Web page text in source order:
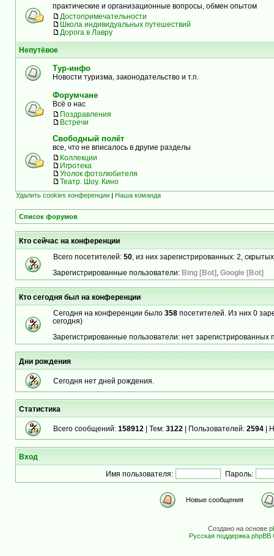
практические и организационные вопросы, обмен опытом
Достопримечательности
Школа индивидуальных путешествий
Дорога в Лавру
Непутёвое
Тур-инфо
Новости туризма, законодательство и т.п.
Форумчане
Всё о нас
Поздравления
Встречи
Свободный полёт
все, что не вписалось в другие разделы
Коллекции
Игротека
Уголок фотолюбителя
Театр. Шоу. Кино
Удалить cookies конференции | Наша команда
Список форумов
Кто сейчас на конференции
Всего посетителей: 50 , из них зарегистрированных: 2,
Зарегистрированные пользователи: Bing [Bot] Google [Bot]
Кто сегодня был на конференции
Сегодня на конференции было 358 посетителей. Из них 0
сегодня)
Зарегистрированные пользователи: нет зарегистрированных
Дни рождения
Сегодня нет дней рождения.
Статистика
Всего сообщений: 158912 | Тем: 3122 | Пользователей: 2594 |
Вход
Имя пользователя: Пароль:
Новые сообщения
Создано на основе
Русская поддержка phpBB